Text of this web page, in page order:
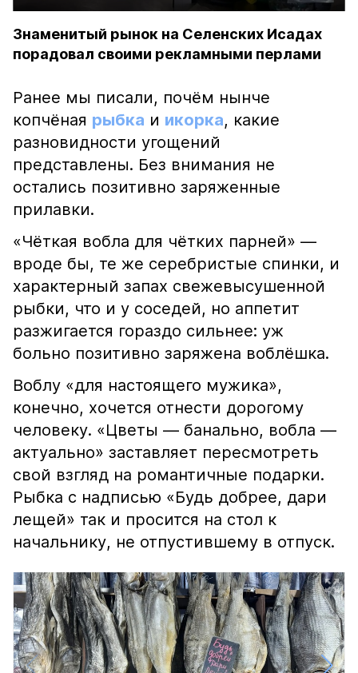
Знаменитый рынок на Селенских Исадах
порадовал своими рекламными перлами
Ранее мы писали, почём нынче
копчёная рыбка и икорка, какие
разновидности угощений
представлены. Без внимания не
остались позитивно заряженные
прилавки.
«Чёткая вобла для чётких парней» —
вроде бы, те же серебристые спинки, и
характерный запах свежевысушенной
рыбки, что и у соседей, но аппетит
разжигается гораздо сильнее: уж
больно позитивно заряжена воблёшка.
Воблу «для настоящего мужика»,
конечно, хочется отнести дорогому
человеку. «Цветы — банально, вобла —
актуально» заставляет пересмотреть
свой взгляд на романтичные подарки.
Рыбка с надписью «Будь добрее, дари
лещей» так и просится на стол к
начальнику, не отпустившему в отпуск.